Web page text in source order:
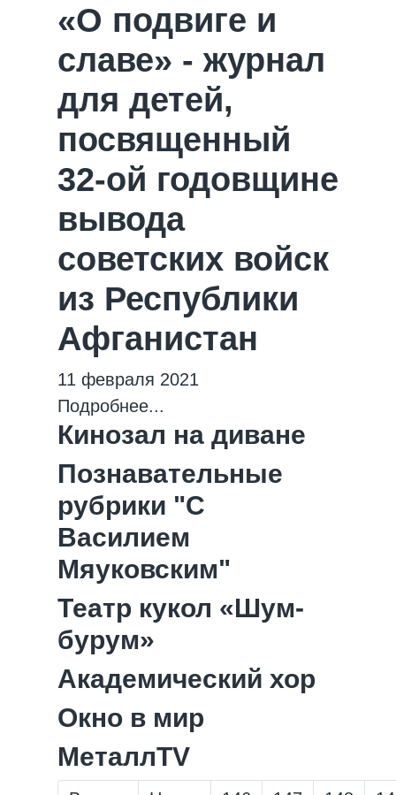
«О подвиге и
славе» - журнал
для детей,
посвященный
32-ой годовщине
вывода
советских войск
из Республики
Афганистан
11 февраля 2021
Подробнее...
Кинозал на диване
Познавательные
рубрики "С
Василием
Мяуковским"
Театр кукол «Шум-
бурум»
Академический хор
Окно в мир
МеталлTV